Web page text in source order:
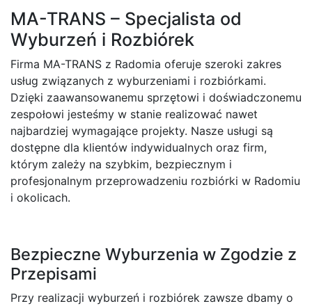
MA-TRANS – Specjalista od
Wyburzeń i Rozbiórek
Firma MA-TRANS z Radomia oferuje szeroki zakres
usług związanych z wyburzeniami i rozbiórkami.
Dzięki zaawansowanemu sprzętowi i doświadczonemu
zespołowi jesteśmy w stanie realizować nawet
najbardziej wymagające projekty. Nasze usługi są
dostępne dla klientów indywidualnych oraz firm,
którym zależy na szybkim, bezpiecznym i
profesjonalnym przeprowadzeniu rozbiórki w Radomiu
i okolicach.
Bezpieczne Wyburzenia w Zgodzie z
Przepisami
Przy realizacji wyburzeń i rozbiórek zawsze dbamy o